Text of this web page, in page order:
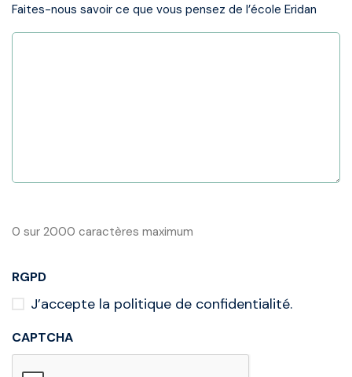
Faites-nous savoir ce que vous pensez de l’école Eridan
0 sur 2000 caractères maximum
RGPD
J’accepte la politique de confidentialité.
CAPTCHA